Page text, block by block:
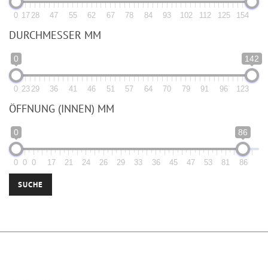
0 17 28 47 55 62 67 78 84 93 102 112 125 154
DURCHMESSER MM
0 142
0 23 29 36 41 46 51 57 64 70 79 91 96 123
ÖFFNUNG (INNEN) MM
0 86
0 0 0 17 21 24 26 29 33 36 45 47 53 81 86
SUCHE